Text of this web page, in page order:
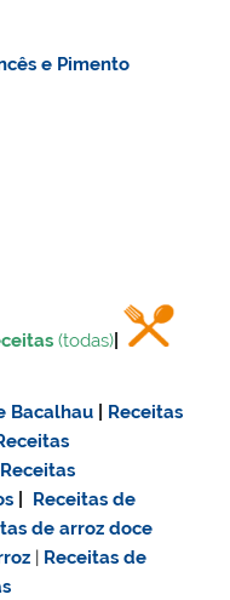
e Pimento
(todas)
Bacalhau
Receitas
Receitas
Receitas de
dearroz doce
| Receitas de